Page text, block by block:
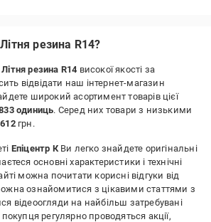
резина R14?
Літня резина R14 високої якості за
відвідати наш інтернет-магазин
широкий асортимент товарів цієї
одиниць. Серед них товари з низькими
грн.
Епіцентр КВи легко знайдете оригінальні
основні характеристики і технічні
можна почитати корисні відгуки від
ознайомитися з цікавими статтями з
відеоогляди на найбільш затребувані
регулярно проводяться акції,